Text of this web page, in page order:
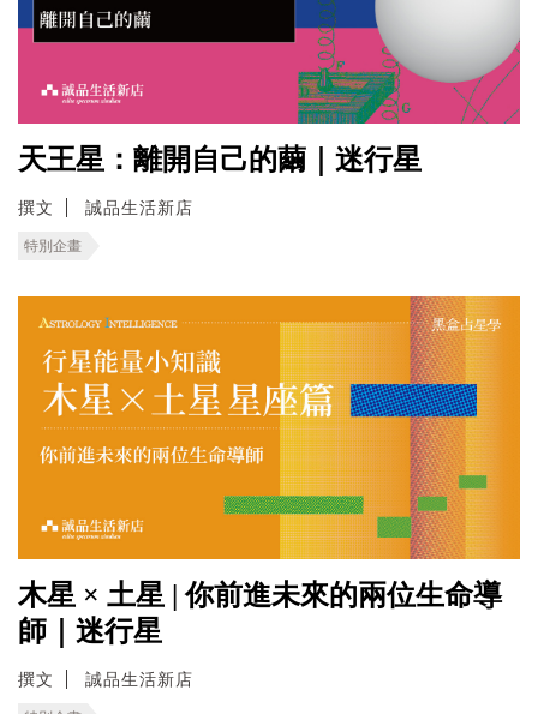
天王星：離開自己的繭｜迷行星
撰文 誠品生活新店
特別企畫
木星 × 土星 | 你前進未來的兩位生命導
師｜迷行星
撰文 誠品生活新店